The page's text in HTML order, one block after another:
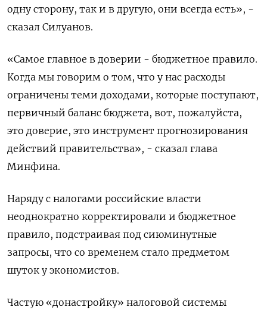
одну сторону, так и в другую, они всегда есть», -
сказал Силуанов.
«Самое главное в доверии - бюджетное правило.
Когда мы говорим о том, что у нас расходы
ограничены теми доходами, которые поступают,
первичный баланс бюджета, вот, пожалуйста,
это доверие, это инструмент прогнозирования
действий правительства», - сказал глава
Минфина.
Наряду с налогами российские власти
неоднократно корректировали и бюджетное
правило, подстраивая под сиюминутные
запросы, что со временем стало предметом
шуток у экономистов.
Частую «донастройку» налоговой системы